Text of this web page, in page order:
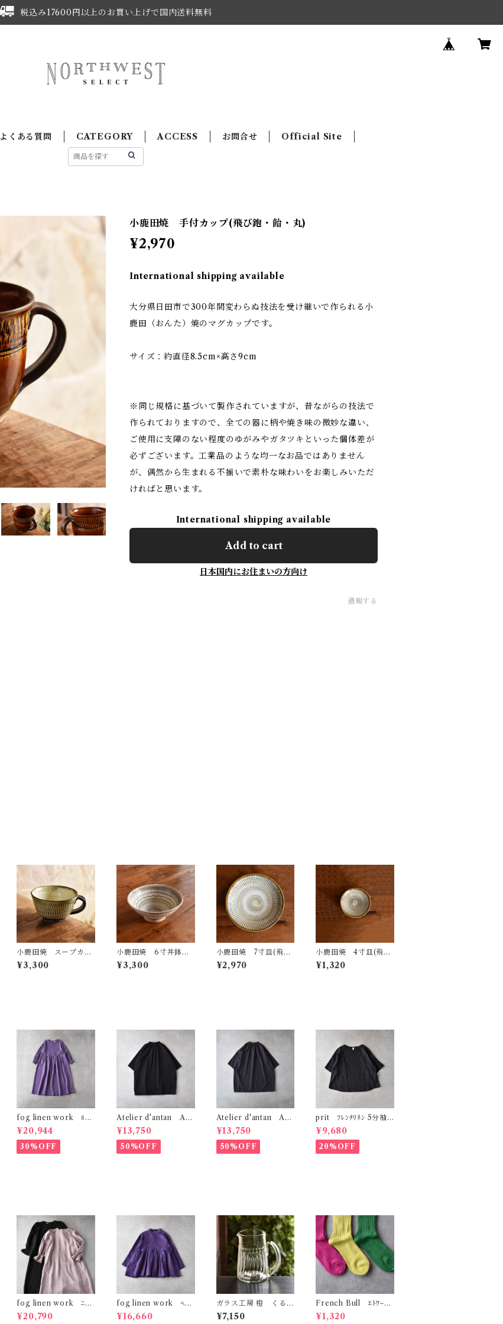
税込み17600円以上のお買い上げで国内送料無料
よくある質問 CATEGORY ACCESS お問合せ Official Site
小鹿田焼 手付カップ(飛び鉋・飴・丸)
¥2,970
International shipping available
大分県日田市で300年間変わらぬ技法を受け継いで作られる小
鹿田（おんた）焼のマグカップです。
サイズ：約直径8.5cm×高さ9cm
※同じ規格に基づいて製作されていますが、昔ながらの技法で
作られておりますので、全ての器に柄や焼き味の微妙な違い、
ご使用に支障のない程度のゆがみやガタツキといった個体差が
必ずございます。工業品のような均一なお品ではありません
が、偶然から生まれる不揃いで素朴な味わいをお楽しみいただ
ければと思います。
International shipping available
Add to cart
日本国内にお住まいの方向け
通報する
小鹿田焼 スープカッ
プ(飛び鉋・グリーン)
¥3,300
小鹿田焼 6寸丼鉢
（飛び鉋）
¥3,300
小鹿田焼 7寸皿(飛び
鉋)
¥2,970
小鹿田焼 4寸皿(飛び
鉋)
¥1,320
fog linen work ﾙﾋﾞ
ｰﾜﾝﾋﾟｰｽ (ｳﾞｨｵﾗｯｾ) L
WA829
¥20,944
30%OFF
Atelier d'antan Aub
ert ｺｯﾄﾝﾁｭﾆｯｸ (ﾌﾞﾗｯ
ｸ)
¥13,750
50%OFF
Atelier d'antan Aub
ert ｺｯﾄﾝﾁｭﾆｯｸ (ﾀﾞｰｸ
ｸﾞﾚｰ)
¥13,750
50%OFF
prit ﾌﾚﾝﾁﾘﾈﾝ 5分袖
ﾌﾟﾙｵｰﾊﾞｰ (ｸﾛ) P826
43
¥9,680
20%OFF
fog linen work ﾆｯｷ
ｰ ﾜﾝﾋﾟｰｽ LWC014
¥20,790
fog linen work ﾍﾞﾃ
ｨ ﾄｯﾌﾟ (ﾐｭｰﾙ (ﾊﾟｰﾌﾟﾙ
系)) LWC017
¥16,660
ガラス工房 橙 くるみ
ピッチャー（ストレー
ト・しのぎ）
¥7,150
French Bull ｴﾄﾜｰﾙｿ
ｯｸｽ 11-06231
¥1,320